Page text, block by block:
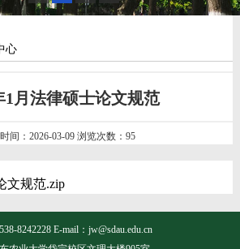
心
1月法律硕士论文规范
间：2026-03-09 浏览次数：95
文规范.zip
8242228 E-mail：jw@sdau.edu.cn